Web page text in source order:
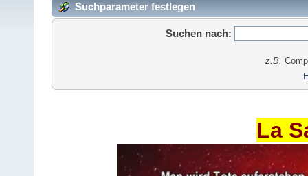
Suchparameter festlegen
Suchen nach:
z.B.
La